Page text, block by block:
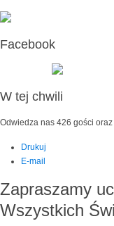
Facebook
W tej chwili
Odwiedza nas 426 gości oraz
Drukuj
E-mail
Zapraszamy
Wszystkich